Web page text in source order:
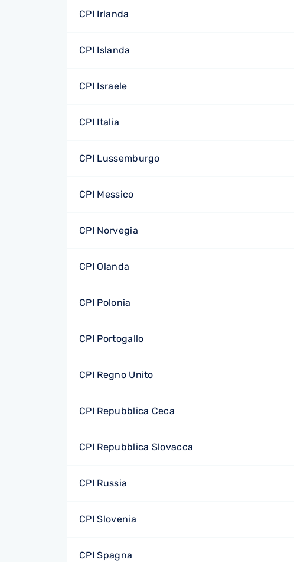
CPI Irlanda
CPI Islanda
CPI Israele
CPI Italia
CPI Lussemburgo
CPI Messico
CPI Norvegia
CPI Olanda
CPI Polonia
CPI Portogallo
CPI Regno Unito
CPI Repubblica Ceca
CPI Repubblica Slovacca
CPI Russia
CPI Slovenia
CPI Spagna